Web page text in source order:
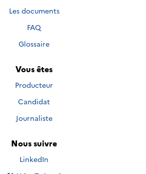
Les documents
FAQ
Glossaire
Vous êtes
Producteur
Candidat
Journaliste
Nous suivre
Nous suivre sur
LinkedIn